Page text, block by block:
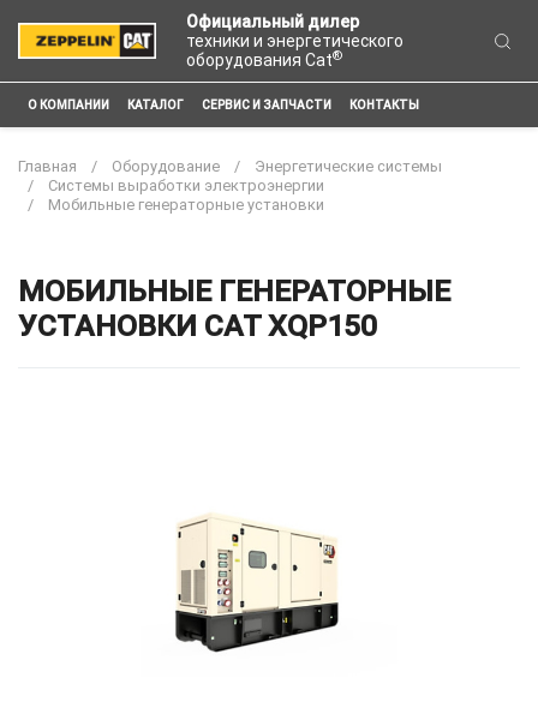
Официальный дилер
техники и энергетического
оборудования Cat®
О КОМПАНИИ КАТАЛОГ СЕРВИС И ЗАПЧАСТИ КОНТАКТЫ
Главная Оборудование
Энергетические системы
Системы выработки электроэнергии
Мобильные генераторные установки
МОБИЛЬНЫЕ ГЕНЕРАТОРНЫЕ
УСТАНОВКИ CAT XQP150